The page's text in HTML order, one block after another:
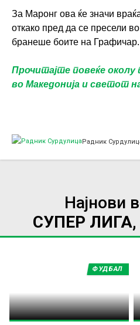
За Маронг ова ќе значи
откако пред да се пресели
бранеше боите на Графичар.
Прочитајте повеќе
во Македонија и светот
Радник
Најнови
СУПЕР
ФУДБАЛ